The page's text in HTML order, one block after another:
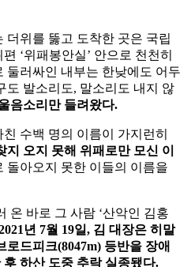
더위를 뚫고 도착한 곳은 국립
‘위패봉안실’ 안으로 천천히
둘러싸인 내부는 한낮에도 어두
도 발소리도, 말소리도 내지 않
음소리만 들려왔다.
수백 명의 이름이 가지런히
지 오지 못해 위패로만 모신 이
돌아오지 못한 이들의 이름을
온 바로 그 사람 ‘산악인 김홍
년 7월 19일, 김 대장은 히말
드피크(8047m) 등반을 장애
하산 도중 추락 실종됐다.